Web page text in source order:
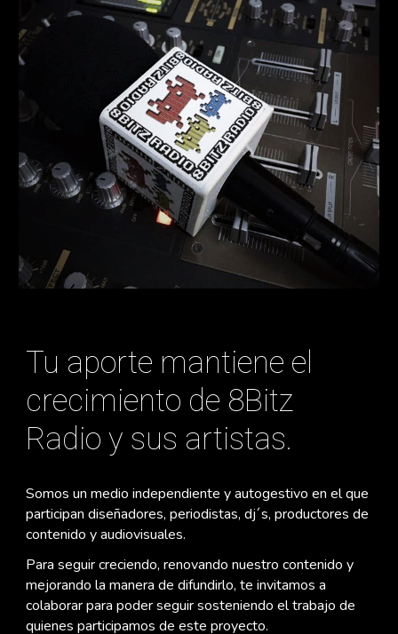
Tu aporte mantiene el
crecimiento de 8Bitz
Radio y sus artistas.
Somos un medio independiente y autogestivo en el que
participan diseñadores, periodistas, dj´s, productores de
contenido y audiovisuales.
Para seguir creciendo, renovando nuestro contenido y
mejorando la manera de difundirlo, te invitamos a
colaborar para poder seguir sosteniendo el trabajo de
quienes participamos de este proyecto.